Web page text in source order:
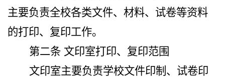
主要负责全校各类文件、材料、试卷等资料
的打印、复印工作。
第二条 文印室打印、复印范围
文印室主要负责学校文件印制、试卷印